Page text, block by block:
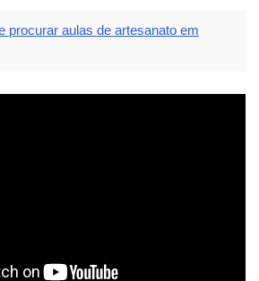
procurar aulas de artesanato em